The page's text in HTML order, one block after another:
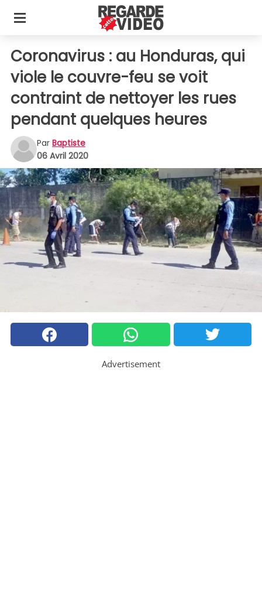
Coronavirus : au Honduras, qui
viole le couvre-feu se voit
contraint de nettoyer les rues
pendant quelques heures
Par Baptiste
06 Avril 2020
Advertisement